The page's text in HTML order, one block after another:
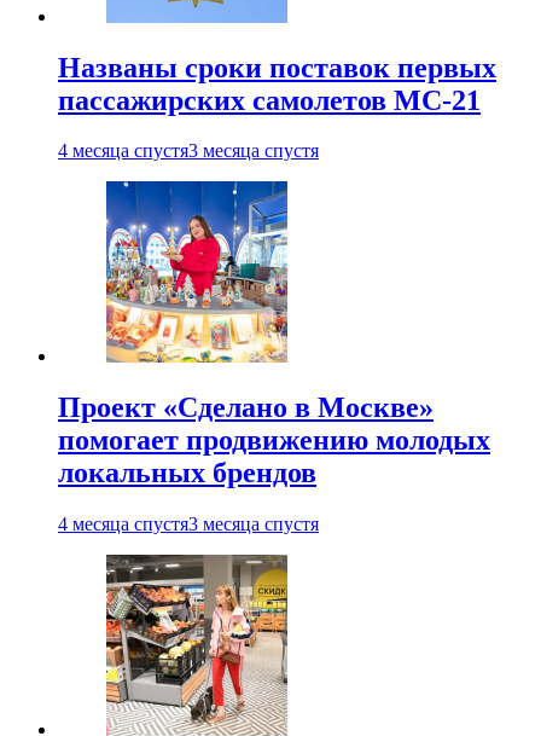
Названы сроки поставок первых
пассажирских самолетов МС-21
4 месяца спустя3 месяца спустя
Проект «Сделано в Москве»
помогает продвижению молодых
локальных брендов
4 месяца спустя3 месяца спустя